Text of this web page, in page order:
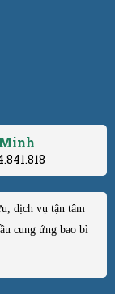
dịch vụ tận tâm
cung ứng bao bì